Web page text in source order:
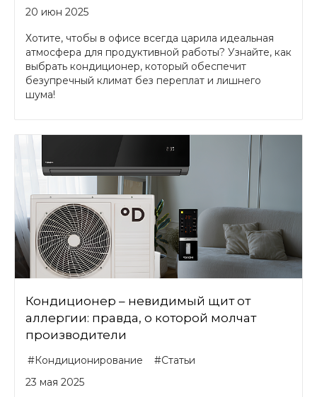
20 июн 2025
Хотите, чтобы в офисе всегда царила идеальная
атмосфера для продуктивной работы? Узнайте, как
выбрать кондиционер, который обеспечит
безупречный климат без переплат и лишнего
шума!
Кондиционер – невидимый щит от
аллергии: правда, о которой молчат
производители
#Кондиционирование
#Статьи
23 мая 2025